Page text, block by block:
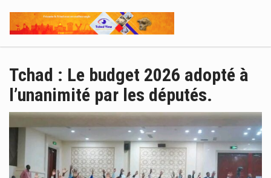
Tchad : Le budget 2026 adopté à
l’unanimité par les députés.